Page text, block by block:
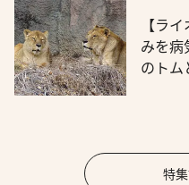
【ラ
みを病
のトム
特